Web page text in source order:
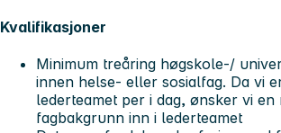
Kvalifikasjoner
Minimum treåring høgskole-/
innen helse- eller sosialfag. Da vi
lederteamet per i dag, ønsker vi en
fagbakgrunn inn i lederteamet